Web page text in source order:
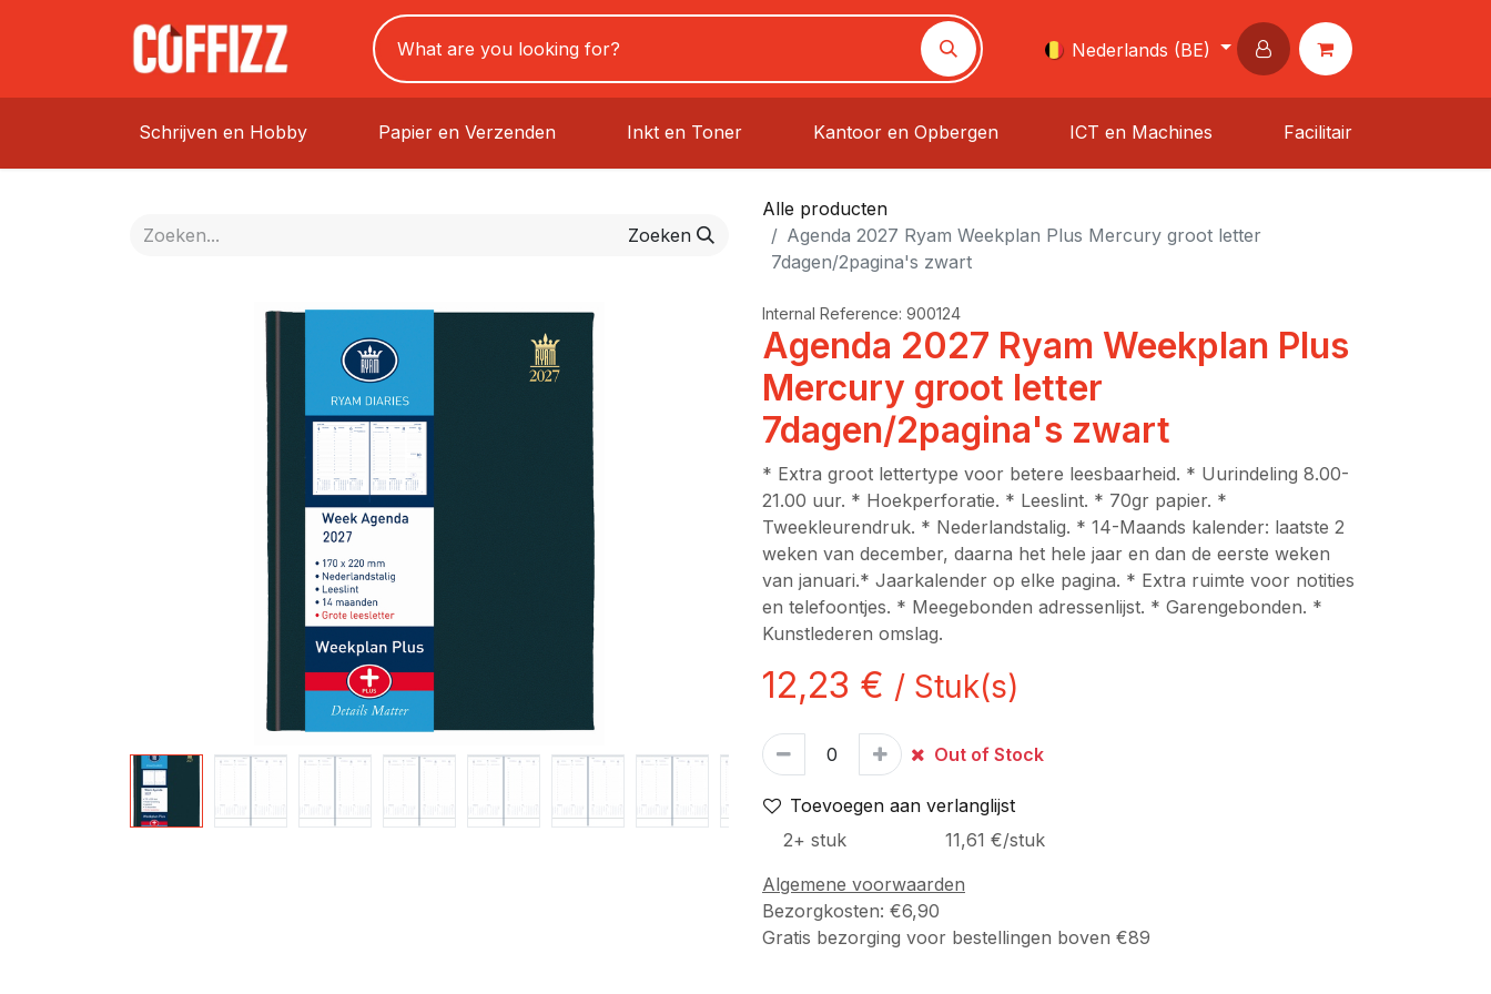
Nederlands (BE)
Schrijven en Hobby Papier en Verzenden Inkt en Toner Kantoor en Opbergen ICT en Machines Facilitair
Zoeken
Alle producten
Agenda 2027 Ryam Weekplan Plus Mercury groot letter
7dagen/2pagina's zwart
Internal Reference: 900124
Agenda 2027 Ryam Weekplan Plus
Mercury groot letter
7dagen/2pagina's zwart
* Extra groot lettertype voor betere leesbaarheid. * Uurindeling 8.00-
21.00 uur. * Hoekperforatie. * Leeslint. * 70gr papier. *
Tweekleurendruk. * Nederlandstalig. * 14-Maands kalender: laatste 2
weken van december, daarna het hele jaar en dan de eerste weken
van januari.* Jaarkalender op elke pagina. * Extra ruimte voor notities
en telefoontjes. * Meegebonden adressenlijst. * Garengebonden. *
Kunstlederen omslag.
12,23 € / Stuk(s)
Out of Stock
Toevoegen aan verlanglijst
2+ stuk 11,61 €/stuk
Algemene voorwaarden
Bezorgkosten: €6,90
Gratis bezorging voor bestellingen boven €89